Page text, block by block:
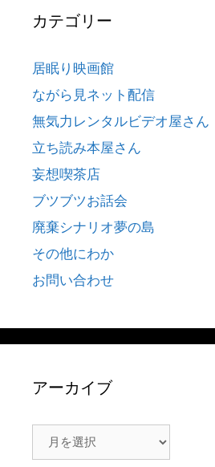
カテゴリー
居眠り映画館
ながら見ネット配信
無気力レンタルビデオ屋さん
立ち読み本屋さん
妄想喫茶店
ブツブツお話会
廃棄シナリオ夢の島
その他にわか
お問い合わせ
アーカイブ
ー